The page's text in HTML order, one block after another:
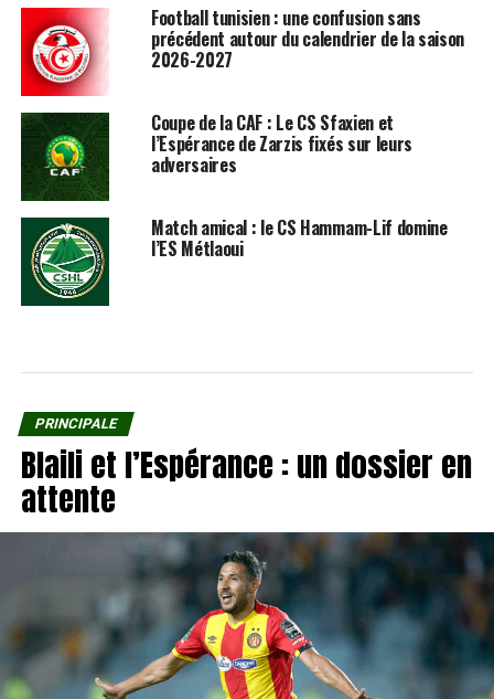
Football tunisien : une confusion sans
précédent autour du calendrier de la saison
2026-2027
Coupe de la CAF : Le CS Sfaxien et
l’Espérance de Zarzis fixés sur leurs
adversaires
Match amical : le CS Hammam-Lif domine
l’ES Métlaoui
PRINCIPALE
Blaili et l’Espérance : un dossier en
attente